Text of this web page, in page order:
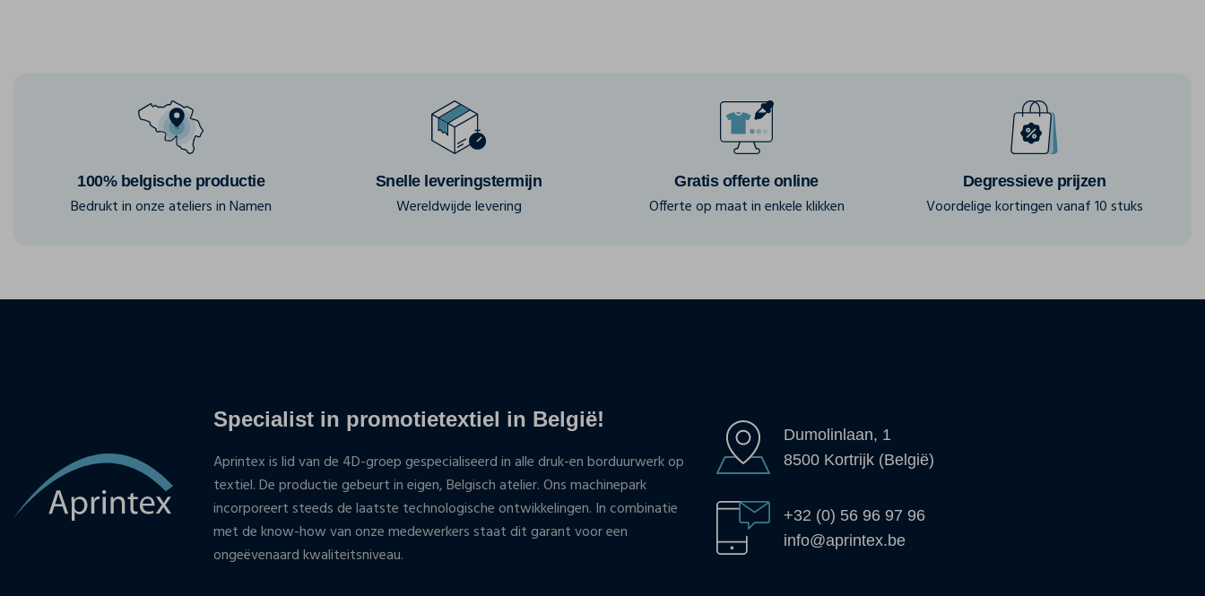
100% belgische productie
Bedrukt in onze ateliers in Namen
Snelle leveringstermijn
Wereldwijde levering
Gratis offerte online
Offerte op maat in enkele klikken
Degressieve prijzen
Voordelige kortingen vanaf 10 stuks
Specialist in promotietextiel in België!
Aprintex is lid van de 4D-groep gespecialiseerd in alle druk-en borduurwerk op
textiel. De productie gebeurt in eigen, Belgisch atelier. Ons machinepark
incorporeert steeds de laatste technologische ontwikkelingen. In combinatie
met de know-how van onze medewerkers staat dit garant voor een
ongeëvenaard kwaliteitsniveau.
Dumolinlaan, 1
8500 Kortrijk (België)
+32 (0) 56 96 97 96
info@aprintex.be